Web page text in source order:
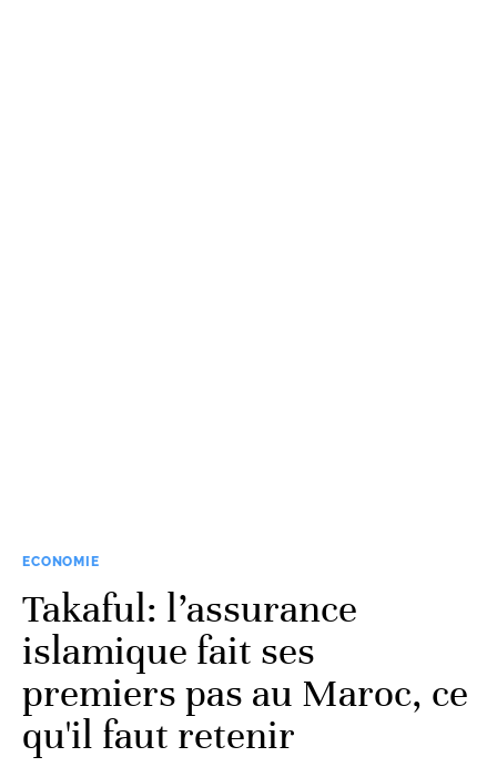
ECONOMIE
Takaful: l’assurance
islamique fait ses
premiers pas au Maroc, ce
qu'il faut retenir